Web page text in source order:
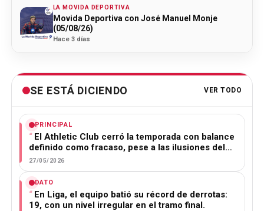
LA MOVIDA DEPORTIVA
Movida Deportiva con José Manuel Monje
(05/08/26)
Hace 3 días
SE ESTÁ DICIENDO VER TODO
PRINCIPAL
El Athletic Club cerró la temporada con balance
definido como fracaso, pese a las ilusiones del…
27/05/2026
DATO
En Liga, el equipo batió su récord de derrotas:
19, con un nivel irregular en el tramo final.